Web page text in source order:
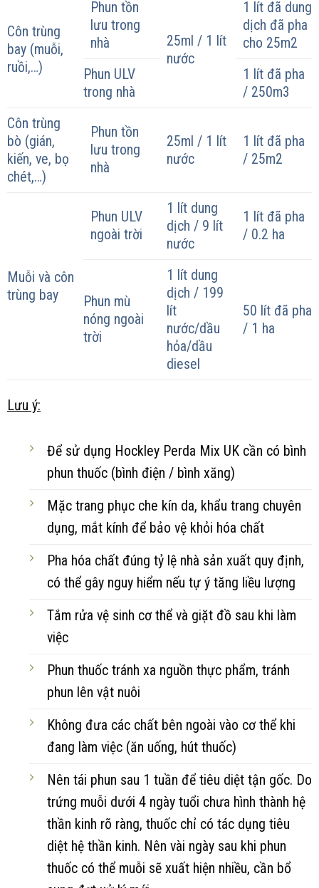
Côn trùng
bay (muỗi,
ruồi,…)
Phun tồn
lưu trong
nhà
25ml / 1 lít
nước
1 lít đã dung
dịch đã pha
cho 25m2
Phun ULV
trong nhà
1 lít đã pha
/ 250m3
Côn trùng
bò (gián,
kiến, ve, bọ
chét,…)
Phun tồn
lưu trong
nhà
25ml / 1 lít
nước
1 lít đã pha
/ 25m2
Muỗi và côn
trùng bay
Phun ULV
ngoài trời
1 lít dung
dịch / 9 lít
nước
1 lít đã pha
/ 0.2 ha
Phun mù
nóng ngoài
trời
1 lít dung
dịch / 199
lít
nước/dầu
hỏa/dầu
diesel
50 lít đã pha
/ 1 ha
Lưu ý:
Để sử dụng Hockley Perda Mix UK cần có bình
phun thuốc (bình điện / bình xăng)
Mặc trang phục che kín da, khẩu trang chuyên
dụng, mắt kính để bảo vệ khỏi hóa chất
Pha hóa chất đúng tỷ lệ nhà sản xuất quy định,
có thể gây nguy hiểm nếu tự ý tăng liều lượng
Tắm rửa vệ sinh cơ thể và giặt đồ sau khi làm
việc
Phun thuốc tránh xa nguồn thực phẩm, tránh
phun lên vật nuôi
Không đưa các chất bên ngoài vào cơ thể khi
đang làm việc (ăn uống, hút thuốc)
Nên tái phun sau 1 tuần để tiêu diệt tận gốc. Do
trứng muỗi dưới 4 ngày tuổi chưa hình thành hệ
thần kinh rõ ràng, thuốc chỉ có tác dụng tiêu
diệt hệ thần kinh. Nên vài ngày sau khi phun
thuốc có thể muỗi sẽ xuất hiện nhiều, cần bổ